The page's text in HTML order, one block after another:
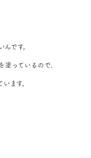
です。
塗っているので、
ます。